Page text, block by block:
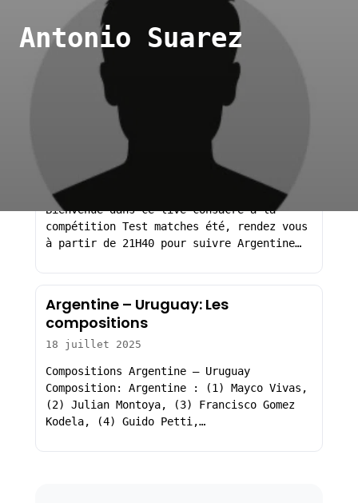
Antonio Suarez
Antonio Suarez.
Articles sur Antonio Suarez
Résultat Argentine – Uruguay
19 juillet 2025
Bienvenue dans ce live consacré à la
compétition Test matches été, rendez vous
à partir de 21H40 pour suivre Argentine…
Argentine – Uruguay: Les
compositions
18 juillet 2025
Compositions Argentine – Uruguay
Composition: Argentine : (1) Mayco Vivas,
(2) Julian Montoya, (3) Francisco Gomez
Kodela, (4) Guido Petti,…